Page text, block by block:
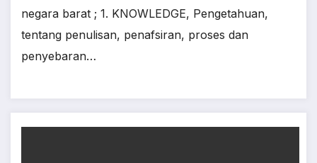
negara barat ; 1. KNOWLEDGE, Pengetahuan,
tentang penulisan, penafsiran, proses dan
penyebaran…